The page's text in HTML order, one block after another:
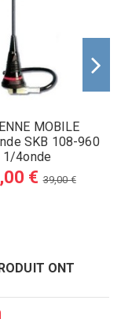
MOBILE
SKB 108-960
1/4onde
€39,00 €
ONT